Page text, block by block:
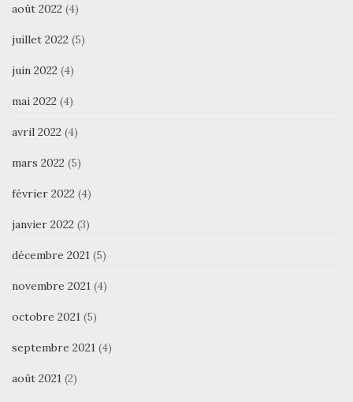
août 2022 (4)
juillet 2022 (5)
juin 2022 (4)
mai 2022 (4)
avril 2022 (4)
mars 2022 (5)
février 2022 (4)
janvier 2022 (3)
décembre 2021 (5)
novembre 2021 (4)
octobre 2021 (5)
septembre 2021 (4)
août 2021 (2)